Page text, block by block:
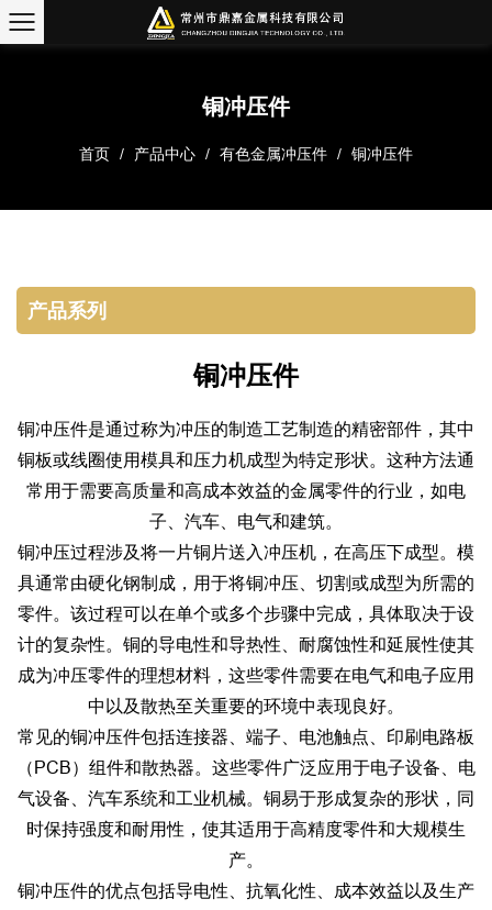
铜冲压件
首页 / 产品中心 / 有色金属冲压件 / 铜冲压件
产品系列
铜冲压件
铜冲压件是通过称为冲压的制造工艺制造的精密部件，其中
铜板或线圈使用模具和压力机成型为特定形状。这种方法通
常用于需要高质量和高成本效益的金属零件的行业，如电
子、汽车、电气和建筑。
铜冲压过程涉及将一片铜片送入冲压机，在高压下成型。模
具通常由硬化钢制成，用于将铜冲压、切割或成型为所需的
零件。该过程可以在单个或多个步骤中完成，具体取决于设
计的复杂性。铜的导电性和导热性、耐腐蚀性和延展性使其
成为冲压零件的理想材料，这些零件需要在电气和电子应用
中以及散热至关重要的环境中表现良好。
常见的铜冲压件包括连接器、端子、电池触点、印刷电路板
（PCB）组件和散热器。这些零件广泛应用于电子设备、电
气设备、汽车系统和工业机械。铜易于形成复杂的形状，同
时保持强度和耐用性，使其适用于高精度零件和大规模生
产。
铜冲压件的优点包括导电性、抗氧化性、成本效益以及生产